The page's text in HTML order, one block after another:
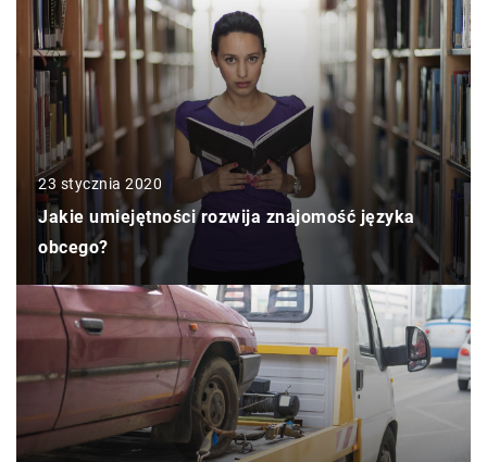
23 stycznia 2020
Jakie umiejętności rozwija znajomość języka
obcego?